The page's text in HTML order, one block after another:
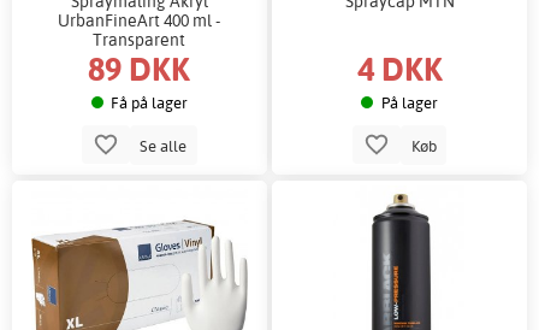
UrbanFineArt 400 ml -
Transparent
89 DKK
Få på lager
Se alle
4 DKK
På lager
Køb